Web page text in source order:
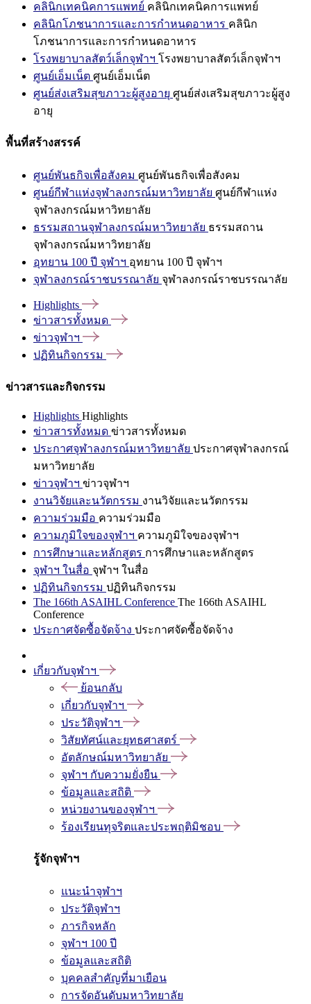
คลินิกเทคนิคการแพทย์ คลินิกเทคนิคการแพทย์
คลินิกโภชนาการและการกำหนดอาหาร คลินิก
โภชนาการและการกำหนดอาหาร
โรงพยาบาลสัตว์เล็กจุฬาฯ โรงพยาบาลสัตว์เล็กจุฬาฯ
ศูนย์เอ็มเน็ต ศูนย์เอ็มเน็ต
ศูนย์ส่งเสริมสุขภาวะผู้สูงอายุ ศูนย์ส่งเสริมสุขภาวะผู้สูง
อายุ
พื้นที่สร้างสรรค์
ศูนย์พันธกิจเพื่อสังคม ศูนย์พันธกิจเพื่อสังคม
ศูนย์กีฬาแห่งจุฬาลงกรณ์มหาวิทยาลัย ศูนย์กีฬาแห่ง
จุฬาลงกรณ์มหาวิทยาลัย
ธรรมสถานจุฬาลงกรณ์มหาวิทยาลัย ธรรมสถาน
จุฬาลงกรณ์มหาวิทยาลัย
อุทยาน 100 ปี จุฬาฯ อุทยาน 100 ปี จุฬาฯ
จุฬาลงกรณ์ราชบรรณาลัย จุฬาลงกรณ์ราชบรรณาลัย
Highlights
ข่าวสารทั้งหมด
ข่าวจุฬาฯ
ปฏิทินกิจกรรม
ข่าวสารและกิจกรรม
Highlights Highlights
ข่าวสารทั้งหมด ข่าวสารทั้งหมด
ประกาศจุฬาลงกรณ์มหาวิทยาลัย ประกาศจุฬาลงกรณ์
มหาวิทยาลัย
ข่าวจุฬาฯ ข่าวจุฬาฯ
งานวิจัยและนวัตกรรม งานวิจัยและนวัตกรรม
ความร่วมมือ ความร่วมมือ
ความภูมิใจของจุฬาฯ ความภูมิใจของจุฬาฯ
การศึกษาและหลักสูตร การศึกษาและหลักสูตร
จุฬาฯ ในสื่อ จุฬาฯ ในสื่อ
ปฏิทินกิจกรรม ปฏิทินกิจกรรม
The 166th ASAIHL Conference The 166th ASAIHL
Conference
ประกาศจัดซื้อจัดจ้าง ประกาศจัดซื้อจัดจ้าง
เกี่ยวกับจุฬาฯ
ย้อนกลับ
เกี่ยวกับจุฬาฯ
ประวัติจุฬาฯ
วิสัยทัศน์และยุทธศาสตร์
อัตลักษณ์มหาวิทยาลัย
จุฬาฯ กับความยั่งยืน
ข้อมูลและสถิติ
หน่วยงานของจุฬาฯ
ร้องเรียนทุจริตและประพฤติมิชอบ
รู้จักจุฬาฯ
แนะนำจุฬาฯ
ประวัติจุฬาฯ
ภารกิจหลัก
จุฬาฯ 100 ปี
ข้อมูลและสถิติ
บุคคลสำคัญที่มาเยือน
การจัดอันดับมหาวิทยาลัย